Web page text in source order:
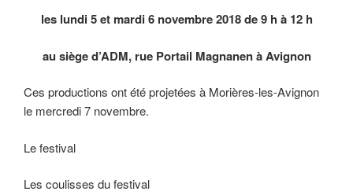
les lundi 5 et mardi 6 novembre 2018 de 9 h à 12 h
au siège d’ADM, rue Portail Magnanen à Avignon
Ces productions ont été projetées à Morières-les-Avignon
le mercredi 7 novembre.
Le festival
Les coulisses du festival